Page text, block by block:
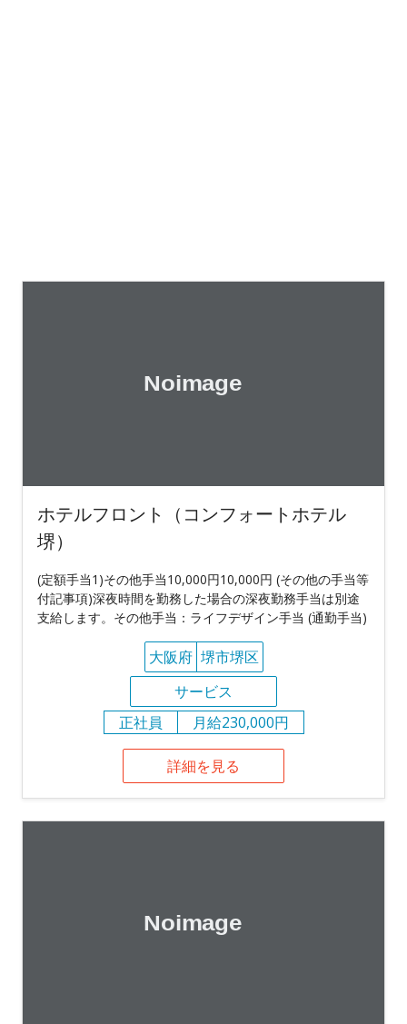
ホテルフロント（コンフォートホテル
堺）
(定額手当1)その他手当10,000円10,000円 (その他の手当等
付記事項)深夜時間を勤務した場合の深夜勤務手当は別途
支給します。その他手当：ライフデザイン手当 (通勤手当)
大阪府 堺市堺区
サービス
正社員
月給230,000円
詳細を見る